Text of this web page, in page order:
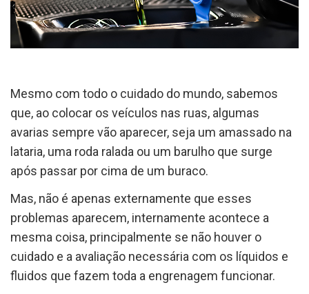
Mesmo com todo o cuidado do mundo, sabemos
que, ao colocar os veículos nas ruas, algumas
avarias sempre vão aparecer, seja um amassado na
lataria, uma roda ralada ou um barulho que surge
após passar por cima de um buraco.
Mas, não é apenas externamente que esses
problemas aparecem, internamente acontece a
mesma coisa, principalmente se não houver o
cuidado e a avaliação necessária com os líquidos e
fluidos que fazem toda a engrenagem funcionar.